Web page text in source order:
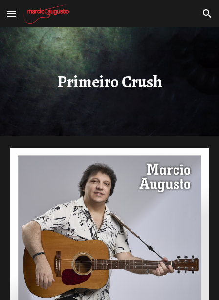
Skip to main content Skip to navigation
Primeiro Crush